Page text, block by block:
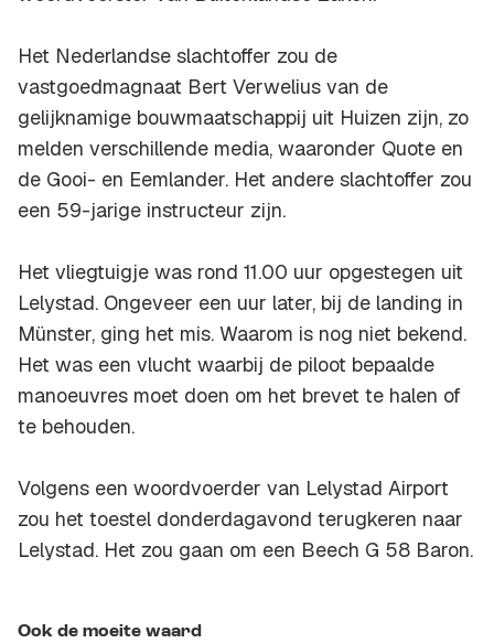
Het Nederlandse slachtoffer zou de
vastgoedmagnaat Bert Verwelius van de
gelijknamige bouwmaatschappij uit Huizen zijn, zo
melden verschillende media, waaronder Quote en
de Gooi- en Eemlander. Het andere slachtoffer zou
een 59-jarige instructeur zijn.
Het vliegtuigje was rond 11.00 uur opgestegen uit
Lelystad. Ongeveer een uur later, bij de landing in
Münster, ging het mis. Waarom is nog niet bekend.
Het was een vlucht waarbij de piloot bepaalde
manoeuvres moet doen om het brevet te halen of
te behouden.
Volgens een woordvoerder van Lelystad Airport
zou het toestel donderdagavond terugkeren naar
Lelystad. Het zou gaan om een Beech G 58 Baron.
Ook de moeite waard